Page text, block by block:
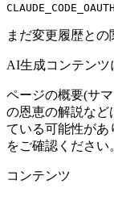
まだ変更履歴と
AI生成コンテンツ
ページの概要(サ
の恩恵の解説など
ている可能性があ
をご確認ください
コンテンツ